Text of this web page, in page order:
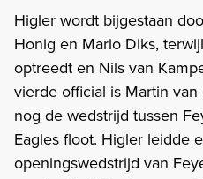
Higler wordt bijgestaan
Honig en Mario Diks,
optreedt en Nils van
vierde official is Martin
nog de wedstrijd tussen
Eagles floot. Higler leidde
openingswedstrijd van